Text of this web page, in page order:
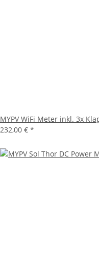
MYPV WiFi Meter inkl. 3x
232,00 € *